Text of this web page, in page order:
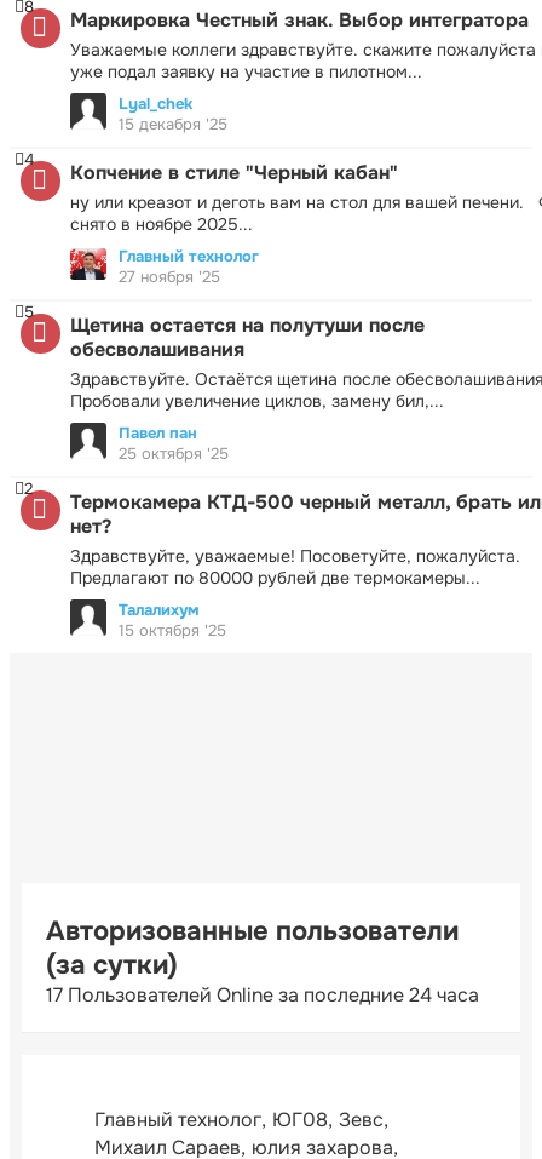
Маркировка Честный знак. Выбор интегратора
Уважаемые коллеги здравствуйте. скажите пожалуйста
уже подал заявку на участие в пилотном...
8
Lyal_chek
15 декабря '25
Копчение в стиле "Черный кабан"
ну или креазот и деготь вам на стол для вашей печени.
снято в ноябре 2025...
4
Главный технолог
27 ноября '25
Щетина остается на полутуши после
обесволашивания
Здравствуйте. Остаётся щетина после
Пробовали увеличение циклов, замену бил,...
5
Павел пан
25 октября '25
Термокамера КТД-500 черный металл, брать
нет?
Здравствуйте, уважаемые! Посоветуйте, пожалуйста.
Предлагают по 80000 рублей две термокамеры...
2
Талалихум
15 октября '25
Авторизованные пользователи
(за сутки)
17 Пользователей Online за последние 24 часа
Главный технолог ЮГ08 Зевс
Михаил Сараев юлия захарова